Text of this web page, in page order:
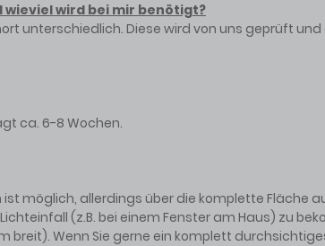
wieviel wird bei mir benötigt?
unterschiedlich. Diese wird von uns geprüft
ca. 6-8 Wochen.
möglich, allerdings über die komplette Fläche
(z.B. bei einem Fenster am Haus) zu
breit). Wenn Sie gerne ein komplett